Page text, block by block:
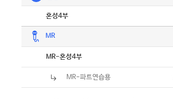
혼성4부
MR
MR-혼성4부
MR-파트연습용